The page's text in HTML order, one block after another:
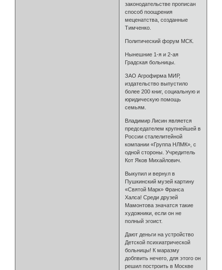
законодательстве прописан
способ поощрения
меценатства, созданные
Тимченко.
Политический форум МСК.
Нынешние 1-я и 2-ая
Градская больницы.
ЗАО Агрофирма МИР,
издательство выпустило
более 200 книг, социальную и
юридическую помощь
семьям.
Владимир Лисин является
председателем крупнейшей в
России сталелитейной
компании «Группа НЛМК», с
одной стороны. Учредитель
Кот Яков Михайлович.
Выкупил и вернул в
Пушкинский музей картину
«Святой Марк» Франса
Халса! Среди друзей
Мамонтова значатся такие
художники, если он не
полный эгоист.
Дают деньги на устройство
Детской психиатрической
больницы! К маразму
добпвить нечего, для этого он
решил построить в Москве